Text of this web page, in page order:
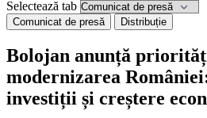
Selectează tab
Comunicat de presă Distribuție
Bolojan anunță
modernizarea
investiții și creștere